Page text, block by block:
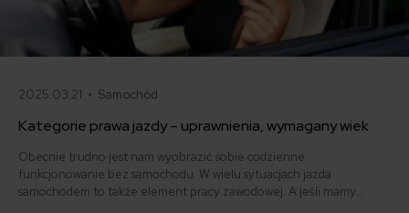
2025.03.21 • Samochód
Kategorie prawa jazdy – uprawnienia, wymagany wiek
Obecnie trudno jest nam wyobrazić sobie codzienne
funkcjonowanie bez samochodu. W wielu sytuacjach jazda
samochodem to także element pracy zawodowej. A jeśli mamy